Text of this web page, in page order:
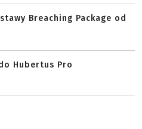
Breaching Package od
Hubertus Pro